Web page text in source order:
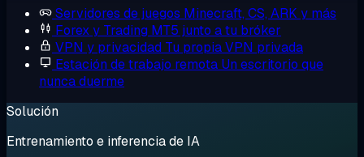
Servidores de juegos Minecraft, CS, ARK y más
Forex y Trading MT5 junto a tu bróker
VPN y privacidad Tu propia VPN privada
Estación de trabajo remota Un escritorio que
nunca duerme
Solución
Entrenamiento e inferencia de IA